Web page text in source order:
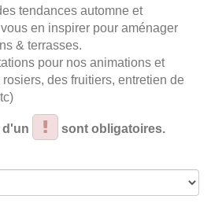
tendances automne et
en inspirer pour aménager
& terrasses.
pour nos animations et
des fruitiers, entretien de
d'un sont obligatoires.